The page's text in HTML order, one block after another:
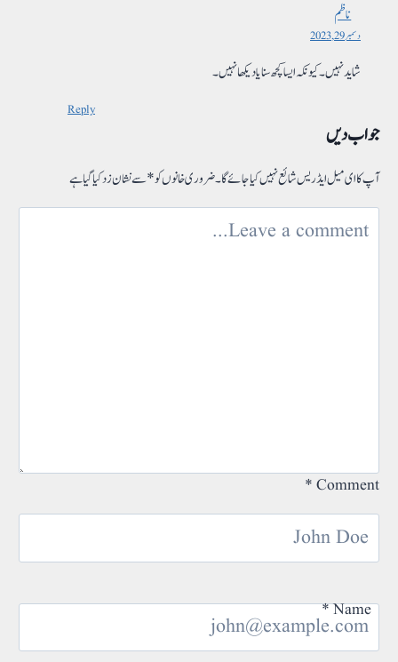
ناظم
دسمبر 29, 2023
شاید نہیں۔ کیونکہ ایسا کچھ سنا یا دیکھا نہیں۔
Reply
جواب دیں
آپ کا ای میل ایڈریس شائع نہیں کیا جائے گا۔ضروری خانوں کو*سے نشان زد کیا گیا ہے
Comment
*
Name
*